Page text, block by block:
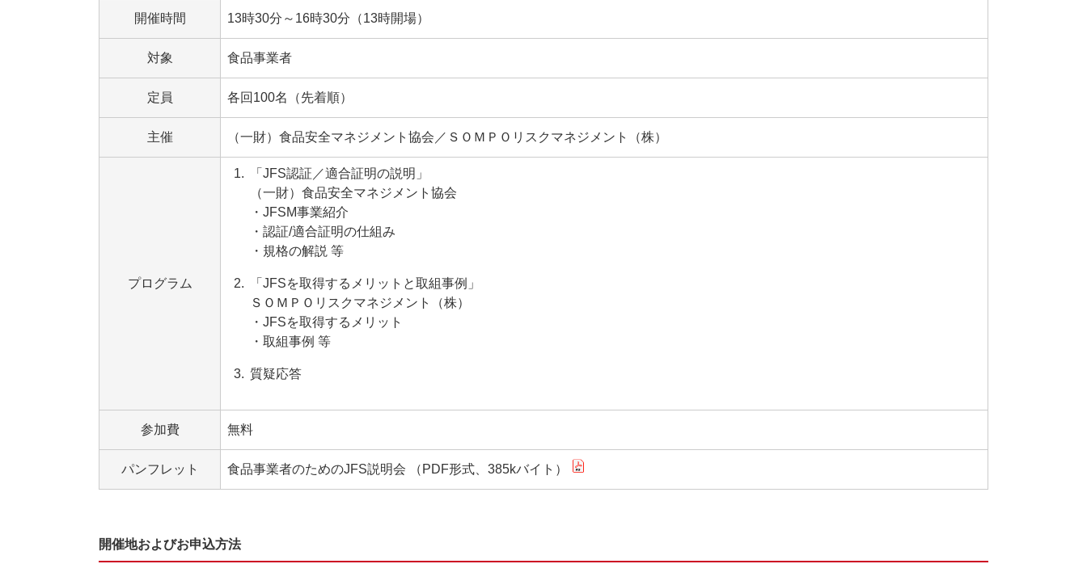
開催時間 13時30分～16時30分（13時開場）
対象 食品事業者
定員 各回100名（先着順）
主催 （一財）食品安全マネジメント協会／ＳＯＭＰＯリスクマネジメント（株）
プログラム
「JFS認証／適合証明の説明」
（一財）食品安全マネジメント協会
・JFSM事業紹介
・認証/適合証明の仕組み
・規格の解説 等
「JFSを取得するメリットと取組事例」
ＳＯＭＰＯリスクマネジメント（株）
・JFSを取得するメリット
・取組事例 等
質疑応答
参加費 無料
パンフレット 食品事業者のためのJFS説明会 （PDF形式、385kバイト）
開催地およびお申込方法